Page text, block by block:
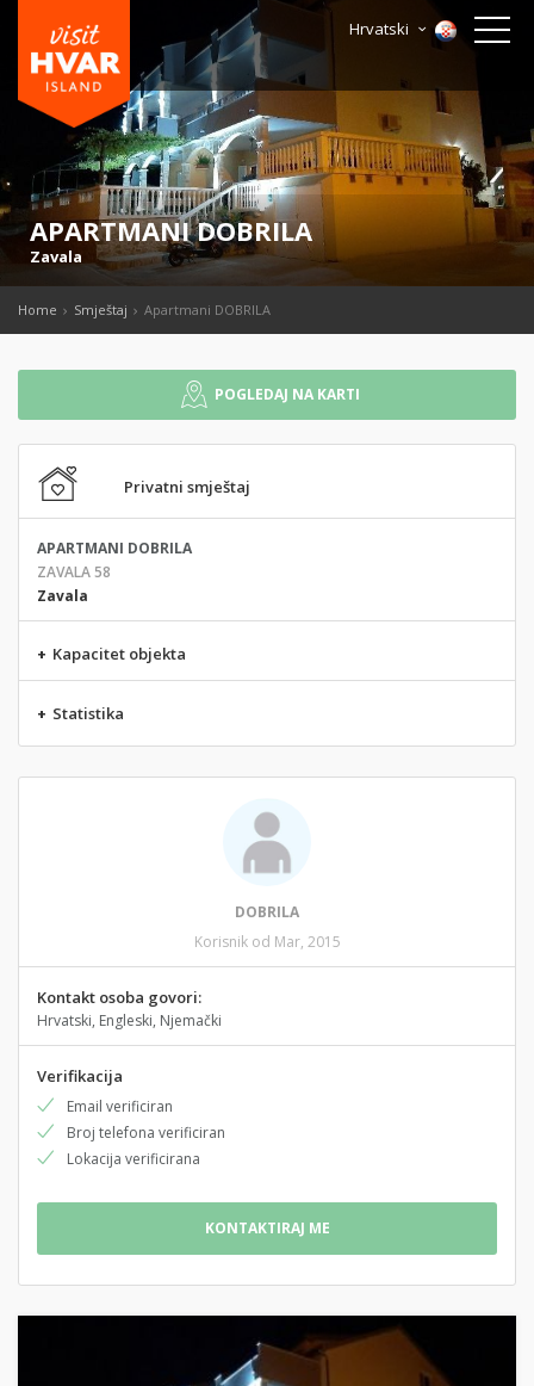
Hrvatski
APARTMANI DOBRILA
Zavala
Home Smještaj Apartmani DOBRILA
POGLEDAJ NA KARTI
Privatni smještaj
APARTMANI DOBRILA
ZAVALA 58
Zavala
+ Kapacitet objekta
+ Statistika
DOBRILA
Korisnik od Mar, 2015
Kontakt osoba govori:
Hrvatski, Engleski, Njemački
Verifikacija
Email verificiran
Broj telefona verificiran
Lokacija verificirana
KONTAKTIRAJ ME